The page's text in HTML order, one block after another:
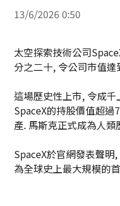
13/6/2026 0:50
太空探索技術公司
分之二十, 令公司市值
這場歷史性上市, 令成
SpaceX的持股價值超
產. 馬斯克正式成為人
SpaceX於官網發表聲
為全球史上最大規模的